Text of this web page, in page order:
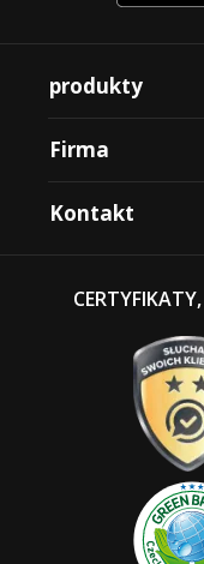
produkty
Firma
Kontakt